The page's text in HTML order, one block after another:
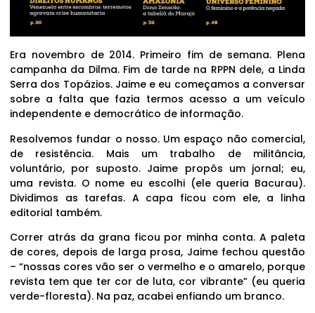
Era novembro de 2014. Primeiro fim de semana. Plena
campanha da Dilma. Fim de tarde na RPPN dele, a Linda
Serra dos Topázios. Jaime e eu começamos a conversar
sobre a falta que fazia termos acesso a um veículo
independente e democrático de informação.
Resolvemos fundar o nosso. Um espaço não comercial,
de resistência. Mais um trabalho de militância,
voluntário, por suposto. Jaime propôs um jornal; eu,
uma revista. O nome eu escolhi (ele queria Bacurau).
Dividimos as tarefas. A capa ficou com ele, a linha
editorial também.
Correr atrás da grana ficou por minha conta. A paleta
de cores, depois de larga prosa, Jaime fechou questão
– “nossas cores vão ser o vermelho e o amarelo, porque
revista tem que ter cor de luta, cor vibrante” (eu queria
verde-floresta). Na paz, acabei enfiando um branco.